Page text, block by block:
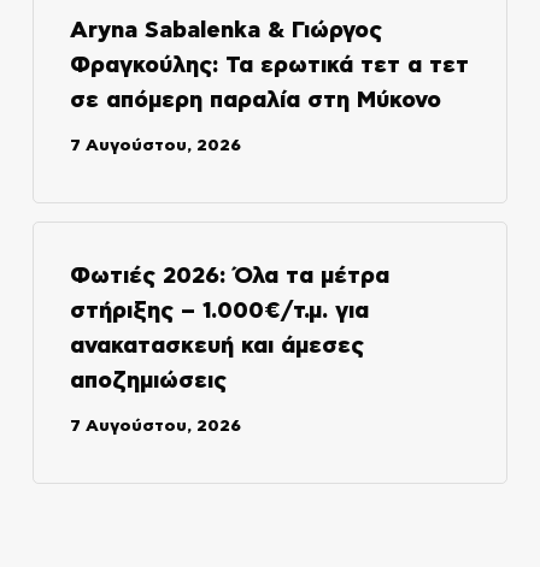
Aryna Sabalenka & Γιώργος
Φραγκούλης: Τα ερωτικά τετ α τετ
σε απόμερη παραλία στη Μύκονο
7 Αυγούστου, 2026
Φωτιές 2026: Όλα τα μέτρα
στήριξης – 1.000€/τ.μ. για
ανακατασκευή και άμεσες
αποζημιώσεις
7 Αυγούστου, 2026